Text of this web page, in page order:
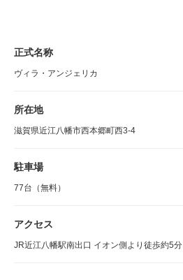
正式名称
ヴィラ・アンジェリカ
所在地
滋賀県近江八幡市西本郷町西3-4
駐車場
77台（無料）
アクセス
JR近江八幡駅南出口 イオン側より徒歩約5分